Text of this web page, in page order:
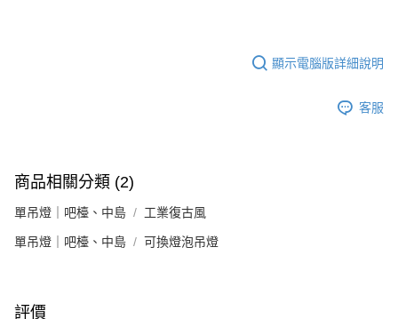
顯示電腦版詳細說明
客服
商品相關分類 (2)
單吊燈｜吧檯、中島 工業復古風
單吊燈｜吧檯、中島 可換燈泡吊燈
評價